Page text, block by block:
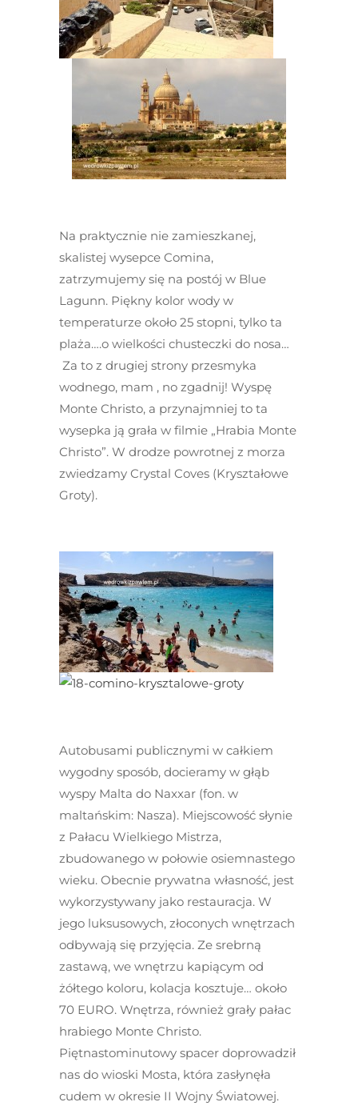
Na praktycznie nie zamieszkanej,
skalistej wysepce Comina,
zatrzymujemy się na postój w Blue
Lagunn. Piękny kolor wody w
temperaturze około 25 stopni, tylko ta
plaża….o wielkości chusteczki do nosa…
Za to z drugiej strony przesmyka
wodnego, mam , no zgadnij! Wyspę
Monte Christo, a przynajmniej to ta
wysepka ją grała w filmie „Hrabia Monte
Christo”. W drodze powrotnej z morza
zwiedzamy Crystal Coves (Kryształowe
Groty).
Autobusami publicznymi w całkiem
wygodny sposób, docieramy w głąb
wyspy Malta do Naxxar (fon. w
maltańskim: Nasza). Miejscowość słynie
z Pałacu Wielkiego Mistrza,
zbudowanego w połowie osiemnastego
wieku. Obecnie prywatna własność, jest
wykorzystywany jako restauracja. W
jego luksusowych, złoconych wnętrzach
odbywają się przyjęcia. Ze srebrną
zastawą, we wnętrzu kapiącym od
żółtego koloru, kolacja kosztuje… około
70 EURO. Wnętrza, również grały pałac
hrabiego Monte Christo.
Piętnastominutowy spacer doprowadził
nas do wioski Mosta, która zasłynęła
cudem w okresie II Wojny Światowej.